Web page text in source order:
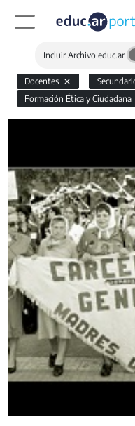
Incluir Archivo educ.ar
Docentes
Formación Ética y Ciudadana